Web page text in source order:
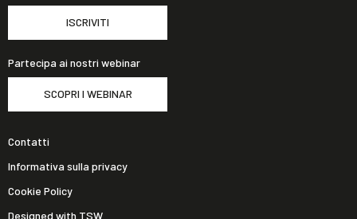
ISCRIVITI
Partecipa ai nostri webinar
SCOPRI I WEBINAR
Contatti
Informativa sulla privacy
Cookie Policy
Designed with TSW